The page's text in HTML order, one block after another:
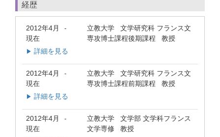
経歴
2012年4月 -
現在
立教大学 文学研究科 フランス文
専攻博士課程後期課程 教授
▶ 詳細を見る
2012年4月 -
現在
立教大学 文学研究科 フランス文
専攻博士課程前期課程 教授
▶ 詳細を見る
2012年4月 -
現在
立教大学 文学部 文学科フランス
文学専修 教授